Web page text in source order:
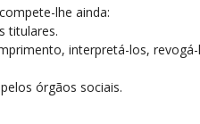
lhe ainda:
titulares.
interpretá-los,
órgãos sociais.